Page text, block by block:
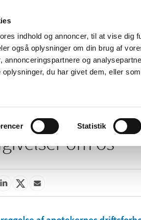
indhold og annoncer, til at vise dig
også oplysninger om din brug af
annonceringspartnere og
du har givet dem, eller
Statistik
Nyheder Om
Tilskud og
Apoteker
om os